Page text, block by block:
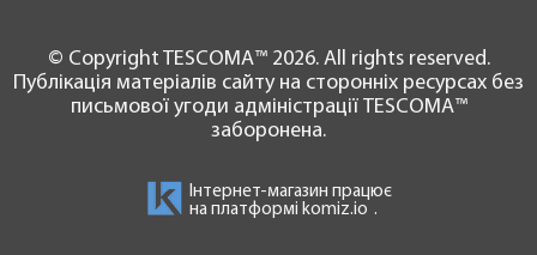
© Copyright TESCOMA™ 2026. All rights reserved.
Публікація матеріалів сайту на сторонніх ресурсах без
письмової угоди адміністрації TESCOMA™
заборонена.
Інтернет-магазин працює
на платформі komiz.io .